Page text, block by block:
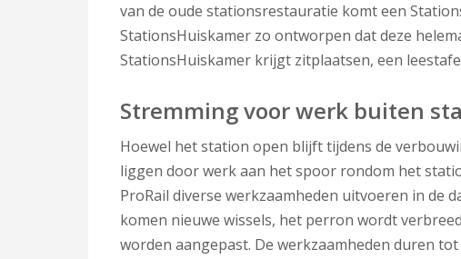
van de oude stationsrestauratie komt een
StationsHuiskamer zo ontworpen dat deze
StationsHuiskamer krijgt zitplaatsen, een
Stremming voor werk buiten
Hoewel het station open blijft tijdens de
liggen door werk aan het spoor rondom het
ProRail diverse werkzaamheden uitvoeren in de
komen nieuwe wissels, het perron wordt
worden aangepast. De werkzaamheden duren tot